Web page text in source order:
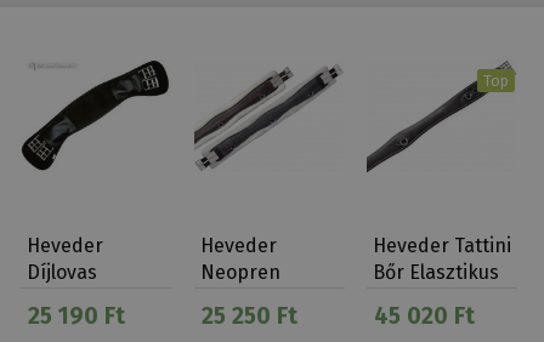
Heveder
Díjlovas
25 190 Ft
Heveder
Neopren
Műszőr Tatti…
25 250 Ft
Top
Heveder Tattini
Bőr Elasztikus
45 020 Ft